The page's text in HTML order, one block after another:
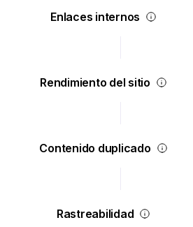
Enlaces internos
Rendimiento del sitio
Contenido duplicado
Rastreabilidad